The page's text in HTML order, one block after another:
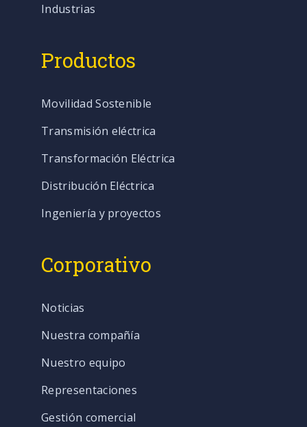
Industrias
Productos
Movilidad Sostenible
Transmisión eléctrica
Transformación Eléctrica
Distribución Eléctrica
Ingeniería y proyectos
Corporativo
Noticias
Nuestra compañía
Nuestro equipo
Representaciones
Gestión comercial